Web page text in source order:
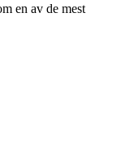
en av de mest